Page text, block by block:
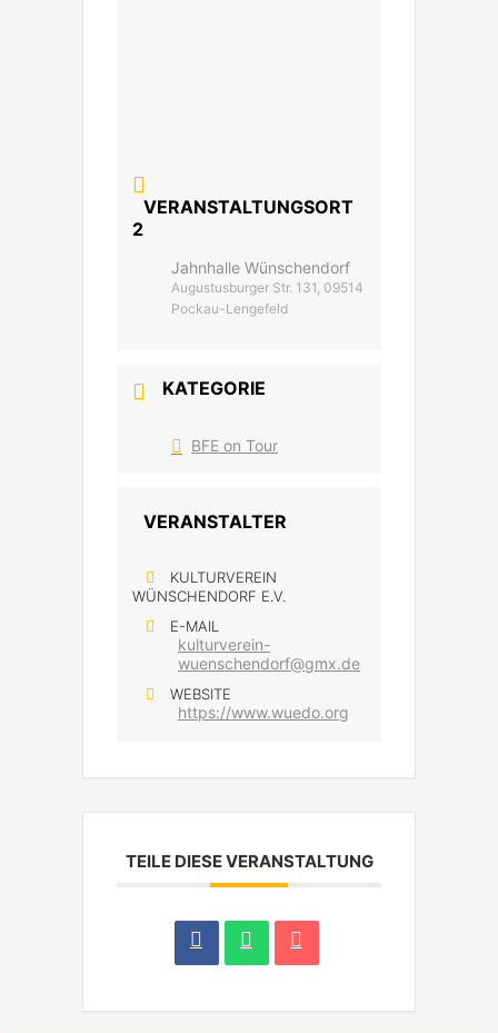
VERANSTALTUNGSORT
2
Jahnhalle Wünschendorf
Augustusburger Str. 131, 09514
Pockau-Lengefeld
KATEGORIE
BFE on Tour
VERANSTALTER
KULTURVEREIN
WÜNSCHENDORF E.V.
E-MAIL
kulturverein-
wuenschendorf@gmx.de
WEBSITE
https://www.wuedo.org
TEILE DIESE VERANSTALTUNG